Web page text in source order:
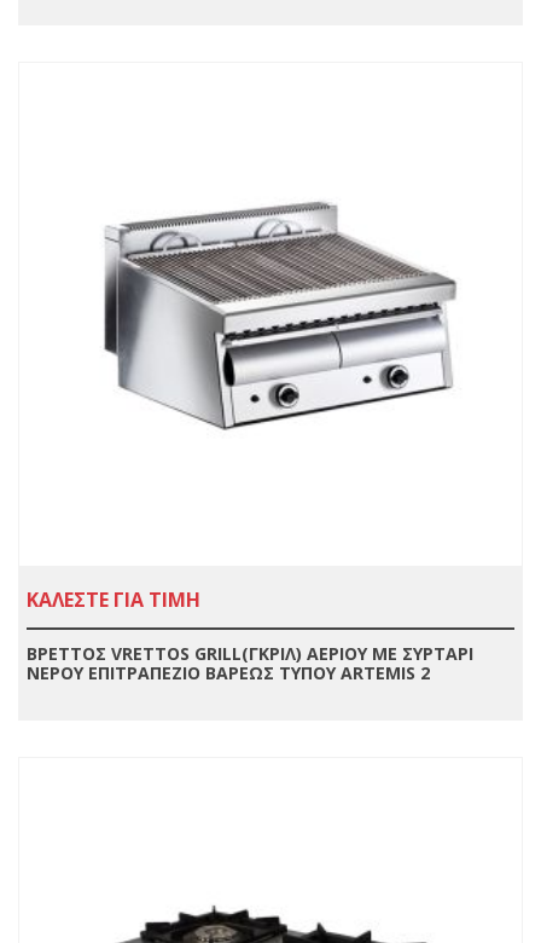
ΚΑΛΕΣΤΕ ΓΙΑ ΤΙΜΗ
ΒΡΕΤΤΟΣ VRETTOS GRILL(ΓΚΡΙΛ) ΑΕΡΙΟΥ ΜΕ ΣΥΡΤΑΡΙ
ΝΕΡΟΥ ΕΠΙΤΡΑΠΕΖΙΟ ΒΑΡΕΩΣ ΤΥΠΟΥ ARTEMIS 2